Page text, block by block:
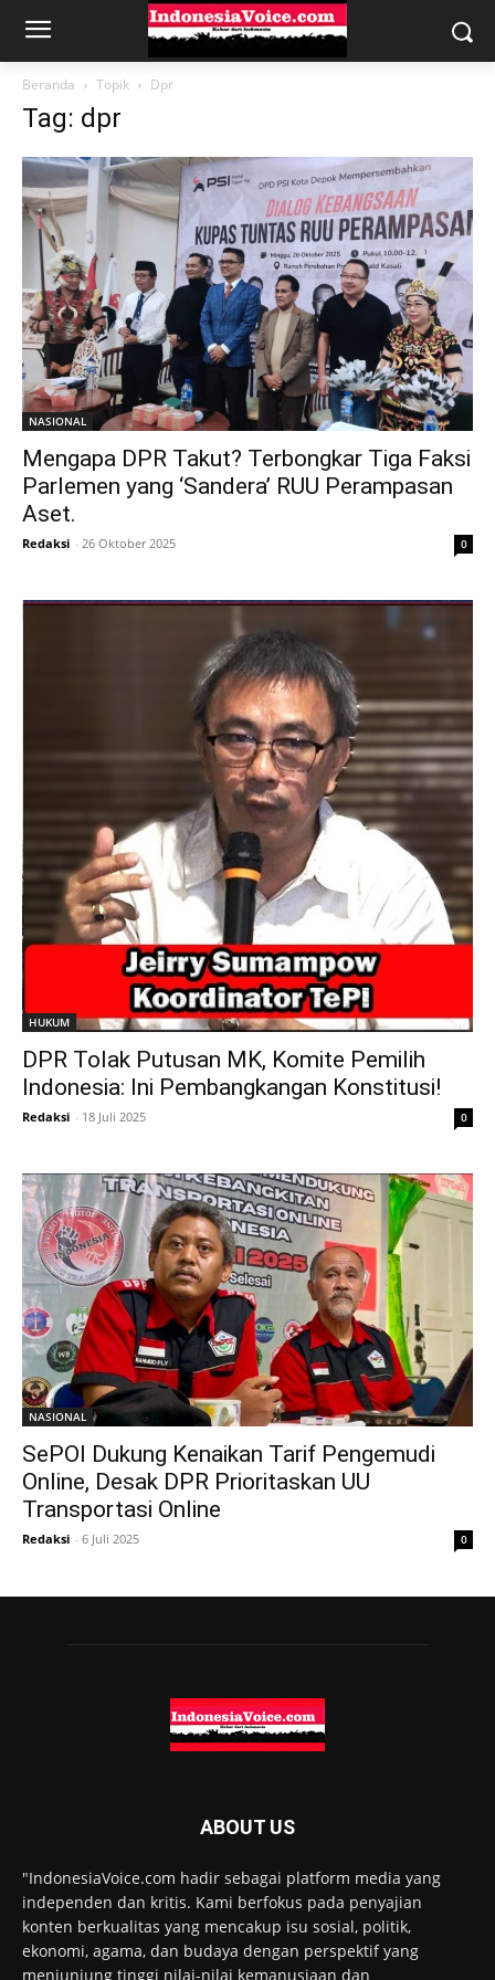
Beranda Topik Dpr
Tag: dpr
NASIONAL
Mengapa DPR Takut? Terbongkar Tiga Faksi
Parlemen yang ‘Sandera’ RUU Perampasan
Aset.
Redaksi - 26 Oktober 2025 0
HUKUM
DPR Tolak Putusan MK, Komite Pemilih
Indonesia: Ini Pembangkangan Konstitusi!
Redaksi - 18 Juli 2025 0
NASIONAL
SePOI Dukung Kenaikan Tarif Pengemudi
Online, Desak DPR Prioritaskan UU
Transportasi Online
Redaksi - 6 Juli 2025 0
ABOUT US
"IndonesiaVoice.com hadir sebagai platform media yang
independen dan kritis. Kami berfokus pada penyajian
konten berkualitas yang mencakup isu sosial, politik,
ekonomi, agama, dan budaya dengan perspektif yang
menjunjung tinggi nilai-nilai kemanusiaan dan